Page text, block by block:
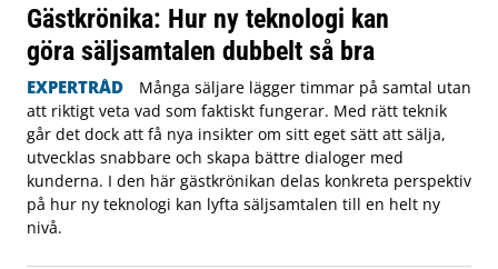
Gästkrönika: Hur ny teknologi kan
göra säljsamtalen dubbelt så bra
EXPERTRÅD
Många säljare lägger timmar på samtal utan
att riktigt veta vad som faktiskt fungerar. Med rätt teknik
går det dock att få nya insikter om sitt eget sätt att sälja,
utvecklas snabbare och skapa bättre dialoger med
kunderna. I den här gästkrönikan delas konkreta perspektiv
på hur ny teknologi kan lyfta säljsamtalen till en helt ny
nivå.